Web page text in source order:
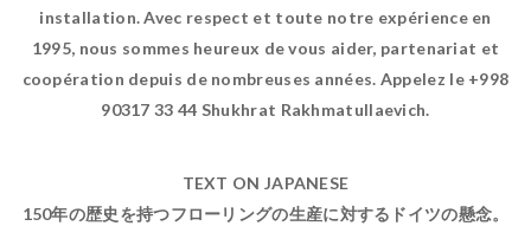
installation. Avec respect et toute notre expérience en
1995, nous sommes heureux de vous aider, partenariat et
coopération depuis de nombreuses années. Appelez le +998
90317 33 44 Shukhrat Rakhmatullaevich.
TEXT ON JAPANESE
150年の歴史を持つフローリングの生産に対するドイツの懸念。